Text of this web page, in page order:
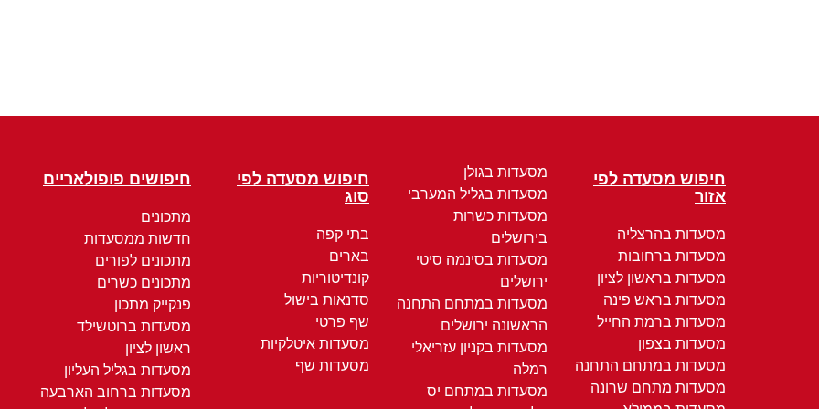
חיפוש מסעדה לפי
אזור
מסעדות בהרצליה
מסעדות ברחובות
מסעדות בראשון לציון
מסעדות בראש פינה
מסעדות ברמת החייל
מסעדות בצפון
מסעדות במתחם התחנה
מסעדות מתחם שרונה
מסעדות בגולן
מסעדות בגליל המערבי
מסעדות כשרות
בירושלים
מסעדות בסינמה סיטי
ירושלים
מסעדות במתחם התחנה
הראשונה ירושלים
מסעדות בקניון עזריאלי
רמלה
מסעדות במתחם יס
חיפוש מסעדה לפי
סוג
בתי קפה
בארים
קונדיטוריות
סדנאות בישול
שף פרטי
מסעדות איטלקיות
מסעדות שף
חיפושים פופולאריים
מתכונים
חדשות ממסעדות
מתכונים לפורים
מתכונים כשרים
פנקייק מתכון
מסעדות ברוטשילד
ראשון לציון
מסעדות בגליל העליון
מסעדות ברחוב הארבעה